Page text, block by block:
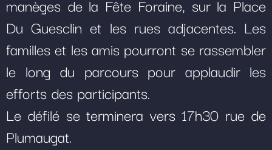
manèges de la Fête Foraine, sur la Place
Du Guesclin et les rues adjacentes. Les
familles et les amis pourront se rassembler
le long du parcours pour applaudir les
efforts des participants.
Le défilé se terminera vers 17h30 rue de
Plumaugat.